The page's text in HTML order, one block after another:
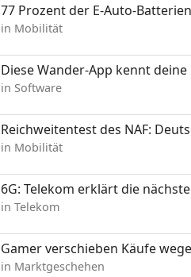
77 Prozent der E-Auto-
in Mobilität
Diese Wander-App kennt
in Software
Reichweitentest des NAF:
in Mobilität
6G: Telekom erklärt die
in Telekom
Gamer verschieben Käufe
in Marktgeschehen